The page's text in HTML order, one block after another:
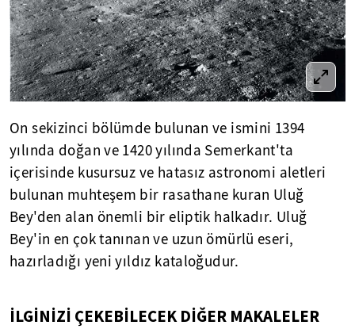
On sekizinci bölümde bulunan ve ismini 1394
yılında doğan ve 1420 yılında Semerkant'ta
içerisinde kusursuz ve hatasız astronomi aletleri
bulunan muhteşem bir rasathane kuran Uluğ
Bey'den alan önemli bir eliptik halkadır. Uluğ
Bey'in en çok tanınan ve uzun ömürlü eseri,
hazırladığı yeni yıldız kataloğudur.
İLGİNİZİ ÇEKEBİLECEK DİĞER MAKALELER